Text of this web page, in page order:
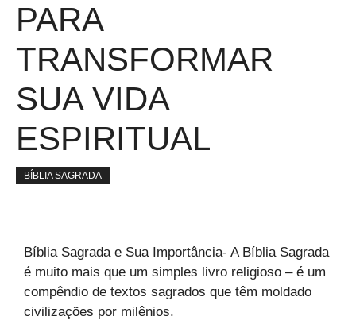
PARA
TRANSFORMAR
SUA VIDA
ESPIRITUAL
BÍBLIA SAGRADA
Bíblia Sagrada e Sua Importância- A Bíblia Sagrada
é muito mais que um simples livro religioso – é um
compêndio de textos sagrados que têm moldado
civilizações por milênios.